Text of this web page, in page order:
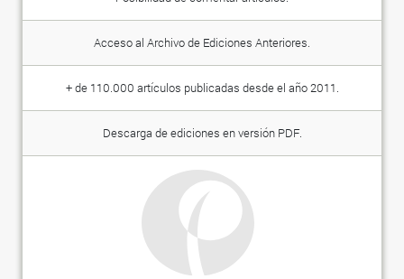
Acceso al Archivo de Ediciones Anteriores.
+ de 110.000 artículos publicadas desde el año 2011.
Descarga de ediciones en versión PDF.